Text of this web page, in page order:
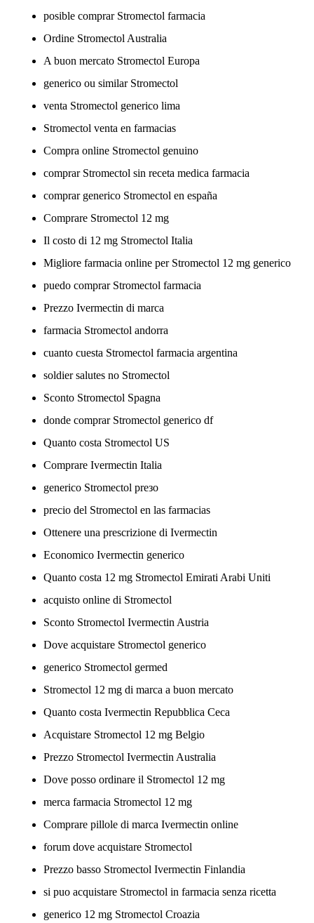
posible comprar Stromectol farmacia
Ordine Stromectol Australia
A buon mercato Stromectol Europa
generico ou similar Stromectol
venta Stromectol generico lima
Stromectol venta en farmacias
Compra online Stromectol genuino
comprar Stromectol sin receta medica farmacia
comprar generico Stromectol en españa
Comprare Stromectol 12 mg
Il costo di 12 mg Stromectol Italia
Migliore farmacia online per Stromectol 12 mg generico
puedo comprar Stromectol farmacia
Prezzo Ivermectin di marca
farmacia Stromectol andorra
cuanto cuesta Stromectol farmacia argentina
soldier salutes no Stromectol
Sconto Stromectol Spagna
donde comprar Stromectol generico df
Quanto costa Stromectol US
Comprare Ivermectin Italia
generico Stromectol preзo
precio del Stromectol en las farmacias
Ottenere una prescrizione di Ivermectin
Economico Ivermectin generico
Quanto costa 12 mg Stromectol Emirati Arabi Uniti
acquisto online di Stromectol
Sconto Stromectol Ivermectin Austria
Dove acquistare Stromectol generico
generico Stromectol germed
Stromectol 12 mg di marca a buon mercato
Quanto costa Ivermectin Repubblica Ceca
Acquistare Stromectol 12 mg Belgio
Prezzo Stromectol Ivermectin Australia
Dove posso ordinare il Stromectol 12 mg
merca farmacia Stromectol 12 mg
Comprare pillole di marca Ivermectin online
forum dove acquistare Stromectol
Prezzo basso Stromectol Ivermectin Finlandia
si puo acquistare Stromectol in farmacia senza ricetta
generico 12 mg Stromectol Croazia